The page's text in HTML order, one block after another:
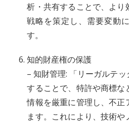
析・共有することで、よ
戦略を策定し、需要変動
す。
知的財産権の保護
– 知財管理: 「リーガルテ
することで、特許や商標な
情報を厳重に管理し、不正
ます。これにより、技術